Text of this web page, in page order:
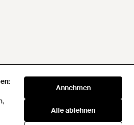
Annehmen
Alle ablehnen